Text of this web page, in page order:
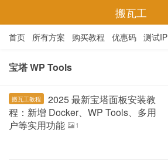
搬瓦工
首页 所有方案 购买教程 优惠码 测试IP
宝塔 WP Tools
搬瓦工教程
2025 最新宝塔面板安装教
程：新增 Docker、WP Tools、多用
户等实用功能
1